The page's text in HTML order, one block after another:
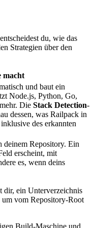
du, wie das
Strategien über den
macht
und baut ein
Node.js, Python, Go,
Die Stack Detection-
dessen, was Railpack in
des erkannten
deinem Repository. Ein
erscheint, mit
es, wenn deins
dir, ein Unterverzeichnis
um vom Repository-Root